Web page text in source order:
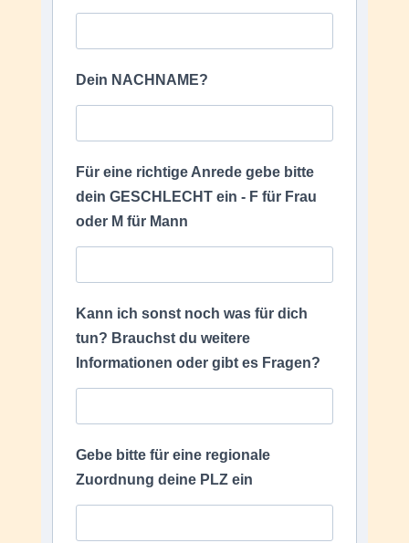
Dein NACHNAME?
Für eine richtige Anrede gebe bitte
dein GESCHLECHT ein - F für Frau
oder M für Mann
Kann ich sonst noch was für dich
tun? Brauchst du weitere
Informationen oder gibt es Fragen?
Gebe bitte für eine regionale
Zuordnung deine PLZ ein